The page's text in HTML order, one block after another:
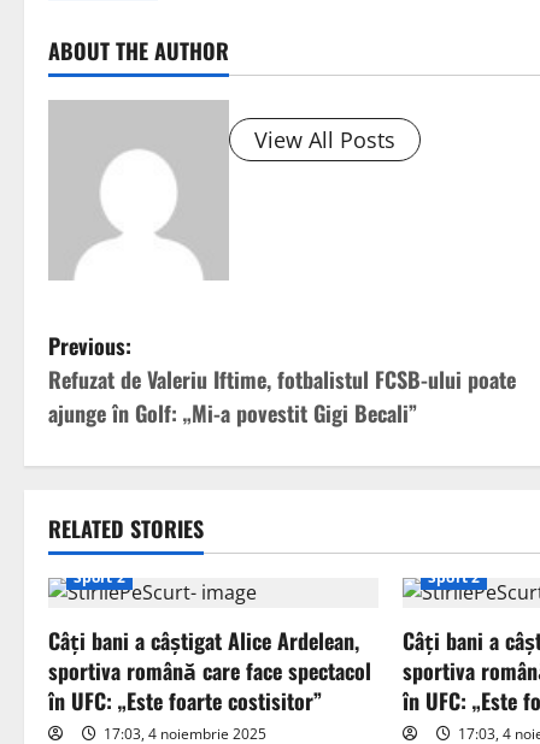
ABOUT THE AUTHOR
View All Posts
P
o
s
n
a
v
i
Previous:
Refuzat de Valeriu Iftime, fotbalistul FCSB-ului poate
ajunge în Golf: „Mi-a povestit Gigi Becali”
RELATED STORIES
Sport 2
Câți bani a câștigat Alice Ardelean,
sportiva română care face spectacol
în UFC: „Este foarte costisitor”
17:03, 4 noiembrie 2025
Sport 2
Câți bani a
sportiva
în UFC: „Este
17:03, 4